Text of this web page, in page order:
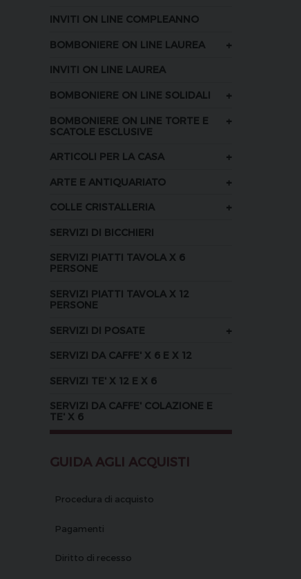
INVITI ON LINE COMPLEANNO
BOMBONIERE ON LINE LAUREA +
INVITI ON LINE LAUREA
BOMBONIERE ON LINE SOLIDALI +
BOMBONIERE ON LINE TORTE E
SCATOLE ESCLUSIVE
+
ARTICOLI PER LA CASA +
ARTE E ANTIQUARIATO +
COLLE CRISTALLERIA +
SERVIZI DI BICCHIERI
SERVIZI PIATTI TAVOLA X 6
PERSONE
SERVIZI PIATTI TAVOLA X 12
PERSONE
SERVIZI DI POSATE +
SERVIZI DA CAFFE' X 6 E X 12
SERVIZI TE' X 12 E X 6
SERVIZI DA CAFFE' COLAZIONE E
TE' X 6
GUIDA AGLI ACQUISTI
Procedura di acquisto
Pagamenti
Diritto di recesso